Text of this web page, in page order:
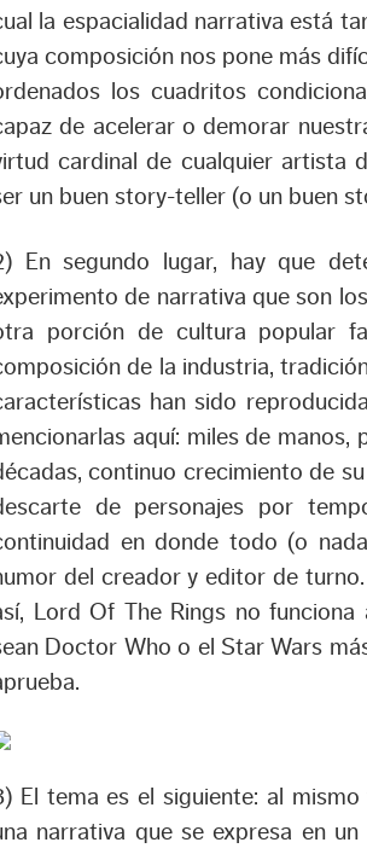
la espacialidad narrativa está
composición nos pone más
los cuadritos
de acelerar o demorar
cardinal de cualquier artista
un buen story-teller (o un buen
En segundo lugar, hay que
de narrativa que son
porción de cultura popular
de la industria,
han sido
aquí: miles de manos,
continuo crecimiento de
de personajes por
en donde todo (o
del creador y editor de
Lord Of The Rings no
Doctor Who o el Star Wars
El tema es el siguiente: al
narrativa que se expresa en